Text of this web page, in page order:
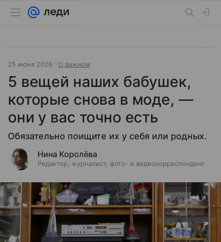
25 июня 2026 О важном
5 вещей наших бабушек,
которые снова в моде, —
они у вас точно есть
Обязательно поищите их у себя или родных.
Нина Королёва
Редактор, журналист, фото- и видеокорреспондент